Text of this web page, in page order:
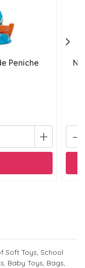
Peniche
+ -
Soft Toys, School
Baby Toys, Bags,